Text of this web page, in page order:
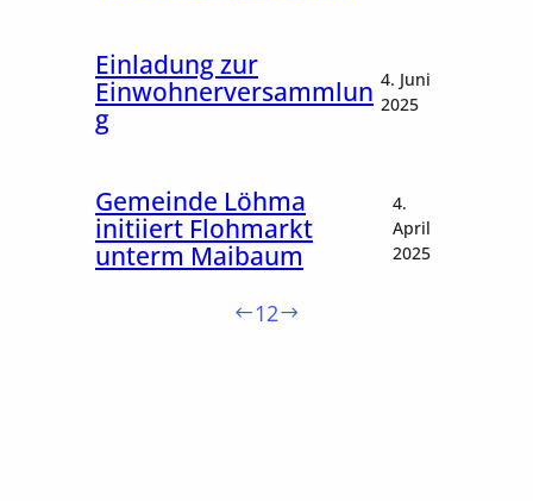
Einladung zur
Einwohnerversammlun
g
4. Juni
2025
Gemeinde Löhma
initiiert Flohmarkt
unterm Maibaum
4.
April
2025
12